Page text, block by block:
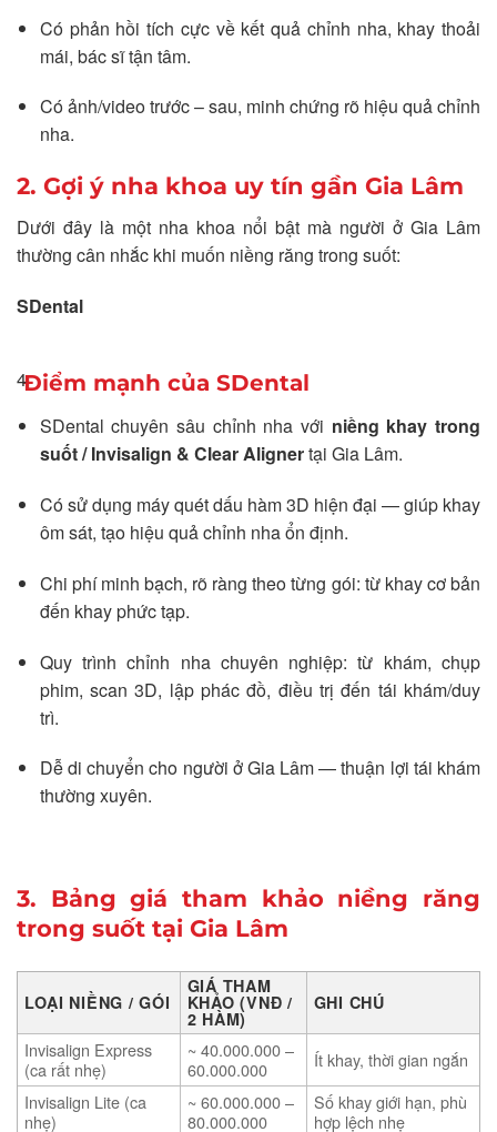
Có phản hồi tích cực về kết quả chỉnh nha, khay thoải
mái, bác sĩ tận tâm.
Có ảnh/video trước – sau, minh chứng rõ hiệu quả chỉnh
nha.
2. Gợi ý nha khoa uy tín gần Gia Lâm
Dưới đây là một nha khoa nổi bật mà người ở Gia Lâm
thường cân nhắc khi muốn niềng răng trong suốt:
SDental
4
Điểm mạnh của SDental
SDental chuyên sâu chỉnh nha với niềng khay trong
suốt / Invisalign & Clear Alignertại Gia Lâm.
Có sử dụng máy quét dấu hàm 3D hiện đại — giúp khay
ôm sát, tạo hiệu quả chỉnh nha ổn định.
Chi phí minh bạch, rõ ràng theo từng gói: từ khay cơ bản
đến khay phức tạp.
Quy trình chỉnh nha chuyên nghiệp: từ khám, chụp
phim, scan 3D, lập phác đồ, điều trị đến tái khám/duy
trì.
Dễ di chuyển cho người ở Gia Lâm — thuận lợi tái khám
thường xuyên.
3. Bảng giá tham khảo niềng răng
trong suốt tại Gia Lâm
LOẠI NIỀNG / GÓI
GIÁ THAM
KHẢO (VNĐ /
2 HÀM)
GHI CHÚ
Invisalign Express
(ca rất nhẹ)
~ 40.000.000 –
60.000.000
Ít khay, thời gian ngắn
Invisalign Lite (ca
nhẹ)
~ 60.000.000 –
80.000.000
Số khay giới hạn, phù
hợp lệch nhẹ